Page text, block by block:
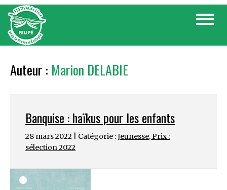
Skip
content
Toggle
Auteur : Marion DELABIE
Banquise : haïkus pour les enfants
28 mars 2022 | Catégorie :Jeunesse,Prix :
sélection 2022